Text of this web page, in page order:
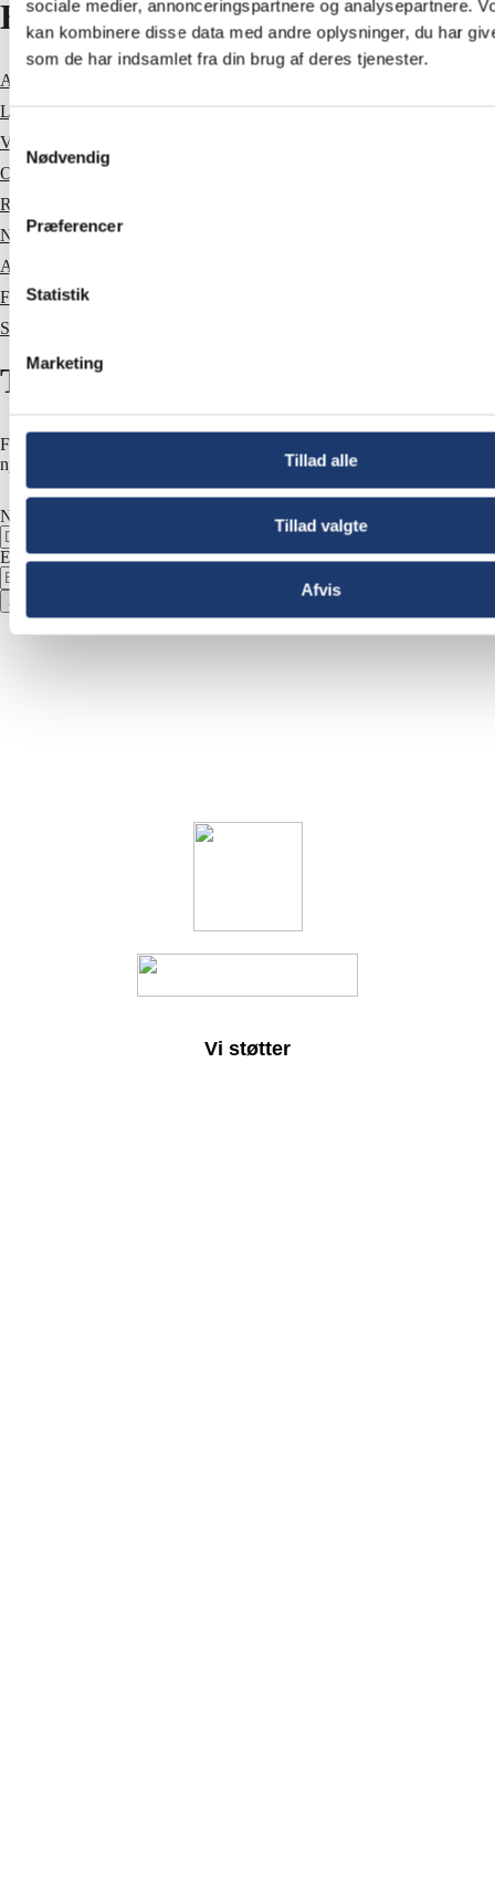
sociale medier, annonceringspartnere og analysepartnere.
kan kombinere disse data med andre oplysninger, du har
som de har indsamlet fra din brug af deres tjenester.
Samtykkevalg
Nødvendig
Præferencer
Statistik
Marketing
Tillad alle
Tillad valgte
Afvis
Hurtige links
AV-udstyr til mødelokaler
Lydanlæg
Videokonference udstyr
Om os
Referencer
Nyheder
Ansvarsfraskrivelse
Fortrolighedspolitik
Sitemap
Tilmeld dig nyhedsbrev
Få nyheder, inspiration og tilbud direkte i din mailbox. Vi udsender 5-6
nyhedsbreve om året og beskytter dine data i henhold til
Navn
E-mail adresse
Ja tak, tilmeld mig
Vi støtter